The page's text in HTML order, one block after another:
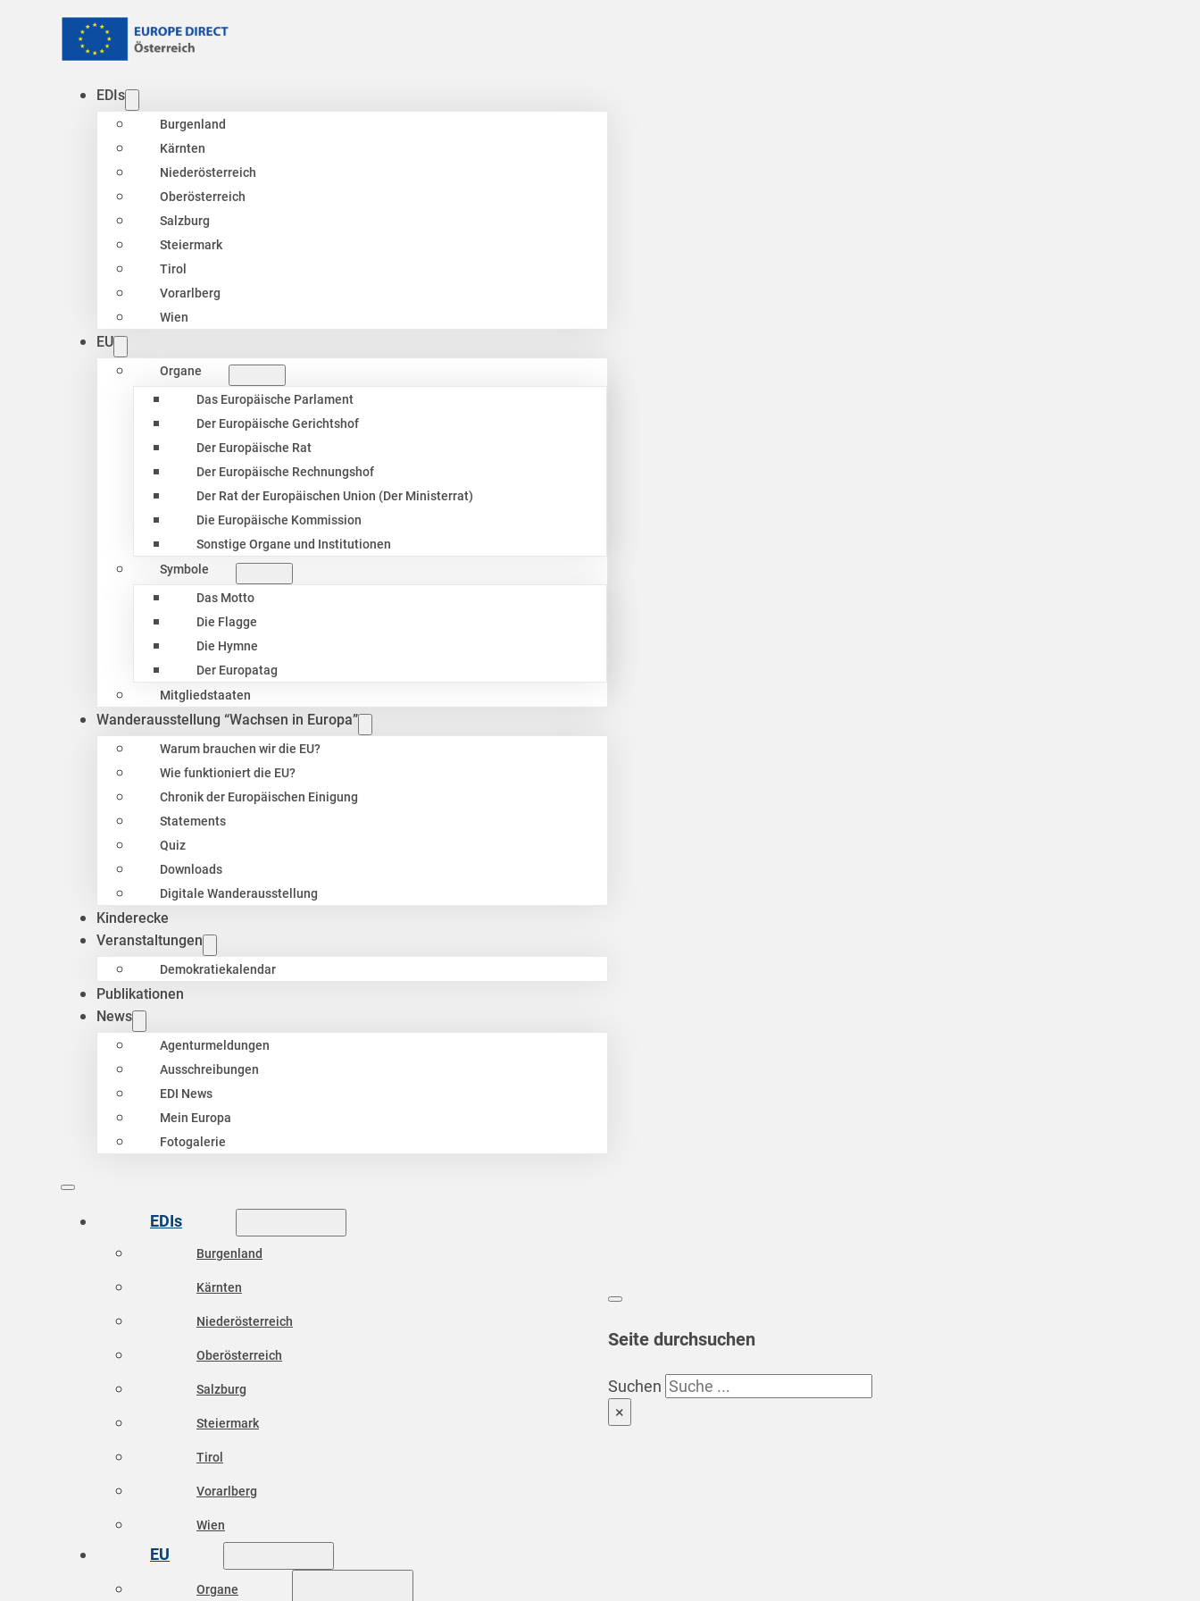
EDIs
Burgenland
Kärnten
Niederösterreich
Oberösterreich
Salzburg
Steiermark
Tirol
Vorarlberg
Wien
EU
Organe
Das Europäische Parlament
Der Europäische Gerichtshof
Der Europäische Rat
Der Europäische Rechnungshof
Der Rat der Europäischen Union (Der Ministerrat)
Die Europäische Kommission
Sonstige Organe und Institutionen
Symbole
Das Motto
Die Flagge
Die Hymne
Der Europatag
Mitgliedstaaten
Wanderausstellung “Wachsen in Europa”
Warum brauchen wir die EU?
Wie funktioniert die EU?
Chronik der Europäischen Einigung
Statements
Quiz
Downloads
Digitale Wanderausstellung
Kinderecke
Veranstaltungen
Demokratiekalendar
Publikationen
News
Agenturmeldungen
Ausschreibungen
EDI News
Mein Europa
Fotogalerie
EDIs
Burgenland
Kärnten
Niederösterreich
Oberösterreich
Salzburg
Steiermark
Tirol
Vorarlberg
Wien
EU
Organe
Seite durchsuchen
Suchen
×